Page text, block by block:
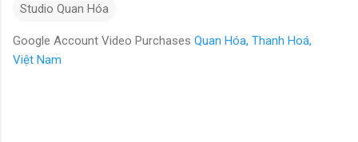
Studio Quan Hóa
Google Account Video Purchases Quan Hóa, Thanh Hoá,
Việt Nam